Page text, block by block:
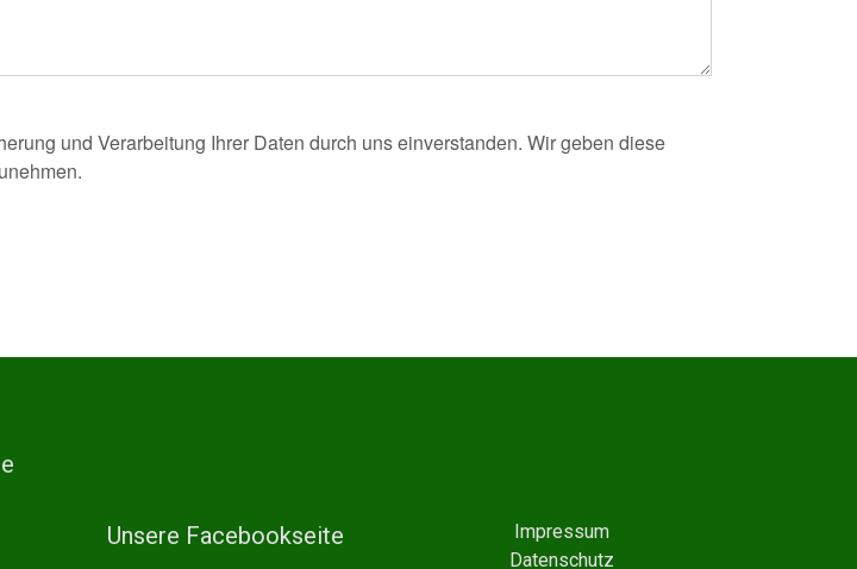
und Verarbeitung Ihrer Daten durch uns einverstanden. Wir geben diese
Unsere Facebookseite
Impressum
Datenschutz